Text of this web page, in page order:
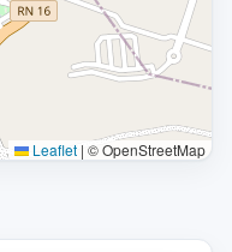
Leaflet | © OpenStreetMap